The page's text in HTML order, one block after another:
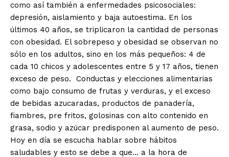
como así también a enfermedades psicosociales:
depresión, aislamiento y baja autoestima. En los
últimos 40 años, se triplicaron la cantidad de personas
con obesidad. El sobrepeso y obesidad se observan no
sólo en los adultos, sino en los más pequeños: 4 de
cada 10 chicos y adolescentes entre 5 y 17 años, tienen
exceso de peso. Conductas y elecciones alimentarias
como bajo consumo de frutas y verduras, y el exceso
de bebidas azucaradas, productos de panadería,
fiambres, pre fritos, golosinas con alto contenido en
grasa, sodio y azúcar predisponen al aumento de peso.
Hoy en día se escucha hablar sobre hábitos
saludables y esto se debe a que… a la hora de